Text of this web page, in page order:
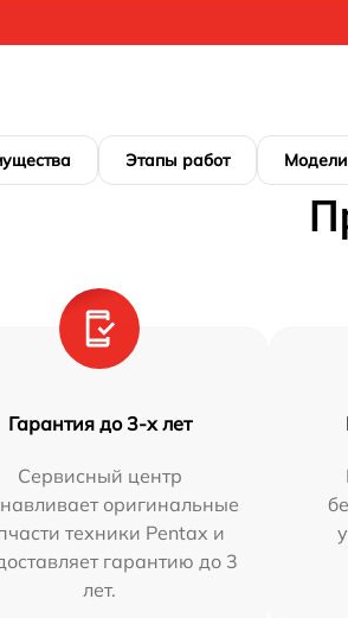
Этапы работ Модели
Гарантия до 3-х лет
Сервисный центр
оригинальные
техники Pentax и
гарантию до 3
лет.